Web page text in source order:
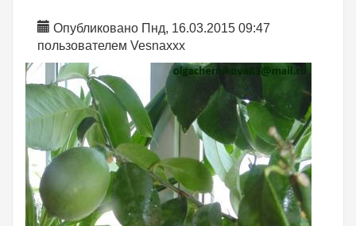
Опубликовано Пнд, 16.03.2015 09:47
пользователем Vesnaxxx